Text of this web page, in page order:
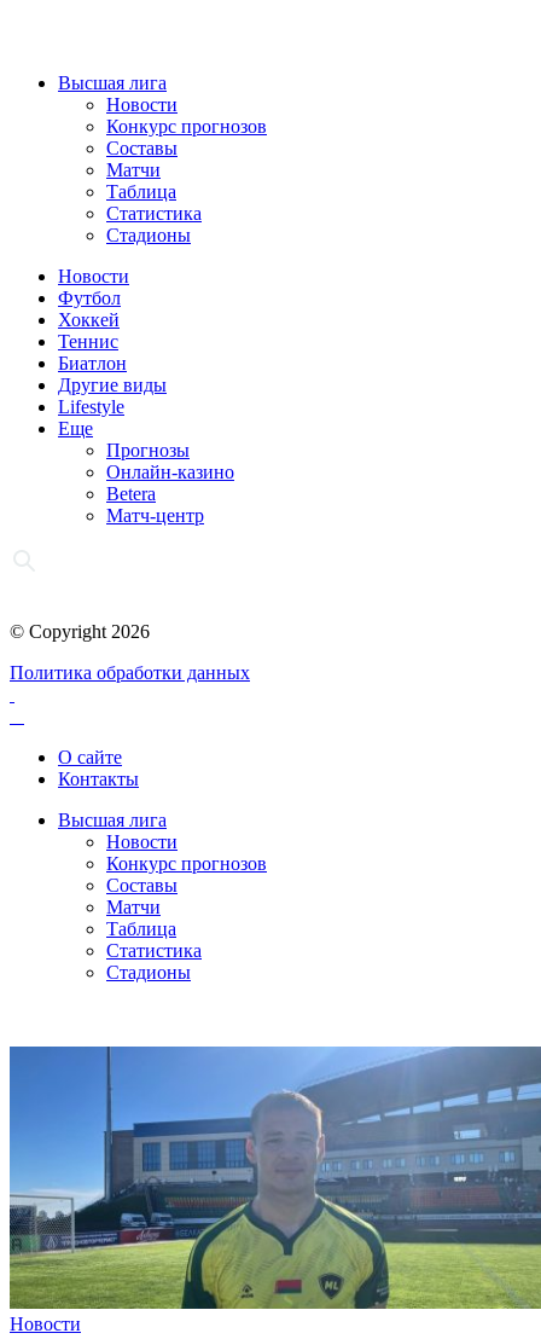
Высшая лига
Новости
Конкурс прогнозов
Составы
Матчи
Таблица
Статистика
Стадионы
Новости
Футбол
Хоккей
Теннис
Биатлон
Другие виды
Lifestyle
Еще
Прогнозы
Онлайн-казино
Betera
Матч-центр
© Copyright 2026
Политика обработки данных
О сайте
Контакты
Высшая лига
Новости
Конкурс прогнозов
Составы
Матчи
Таблица
Статистика
Стадионы
Новости